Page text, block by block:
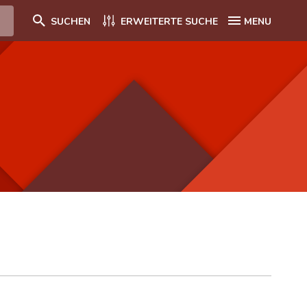
SUCHEN ERWEITERTE SUCHE MENU